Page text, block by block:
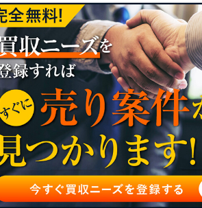
長崎県の産業の特徴
長崎県でM&Aを成功させるための具体的
長崎県近郊のM&A案件一覧
長崎でM&A・事業承継の相手探しに有効な
長崎県のM&A・事業承継を後押しする公
長崎で信頼できるM&A仲介会社を見極め
長崎県のM&A・会社売却・事業承継の案件
長崎県のM&A案件一覧